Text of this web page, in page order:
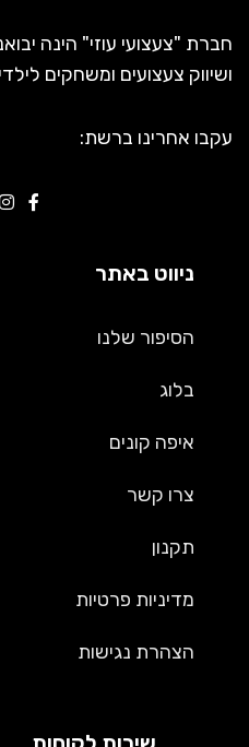
חברת "צעצועי עוזי" הינה
ושיווק צעצועים ומשחקים
עקבו אחרינו ברשת:
ניווט באתר
הסיפור שלנו
בלוג
איפה קונים
צרו קשר
תקנון
מדיניות פרטיות
הצהרת נגישות